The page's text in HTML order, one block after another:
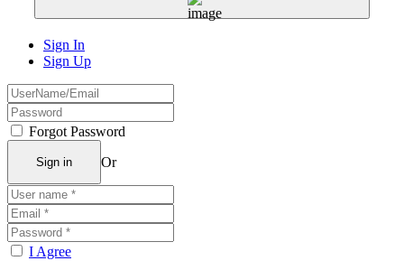
Sign In
Sign Up
Forgot Password
Or
I Agree